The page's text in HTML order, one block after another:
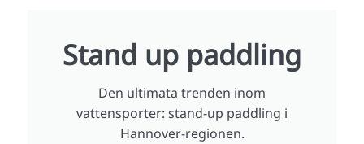
Stand up paddling
Den ultimata trenden inom
vattensporter: stand-up paddling i
Hannover-regionen.